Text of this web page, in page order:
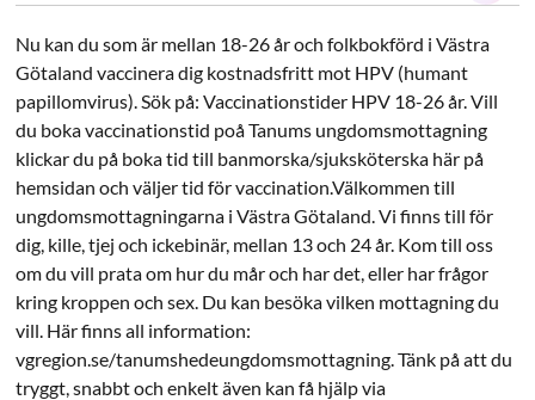
Nu kan du som är mellan 18-26 år och folkbokförd i Västra
Götaland vaccinera dig kostnadsfritt mot HPV (humant
papillomvirus). Sök på: Vaccinationstider HPV 18-26 år. Vill
du boka vaccinationstid poå Tanums ungdomsmottagning
klickar du på boka tid till banmorska/sjuksköterska här på
hemsidan och väljer tid för vaccination.Välkommen till
ungdomsmottagningarna i Västra Götaland. Vi finns till för
dig, kille, tjej och ickebinär, mellan 13 och 24 år. Kom till oss
om du vill prata om hur du mår och har det, eller har frågor
kring kroppen och sex. Du kan besöka vilken mottagning du
vill. Här finns all information:
vgregion.se/tanumshedeungdomsmottagning. Tänk på att du
tryggt, snabbt och enkelt även kan få hjälp via